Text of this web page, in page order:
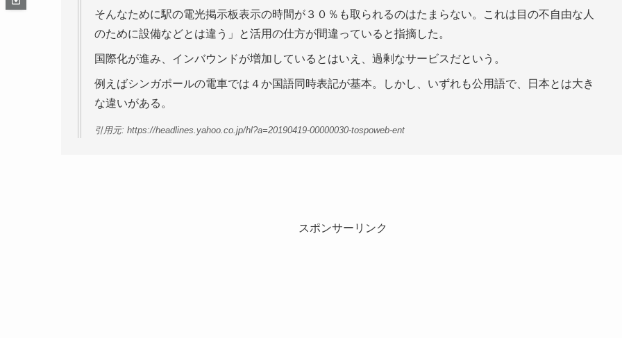
そんなために駅の電光掲示板表示の時間が３０％も取られるのはたまらない。これは目の不自由な人
のために設備などとは違う」と活用の仕方が間違っていると指摘した。
国際化が進み、インバウンドが増加しているとはいえ、過剰なサービスだという。
例えばシンガポールの電車では４か国語同時表記が基本。しかし、いずれも公用語で、日本とは大き
な違いがある。
引用元: https://headlines.yahoo.co.jp/hl?a=20190419-00000030-tospoweb-ent
スポンサーリンク